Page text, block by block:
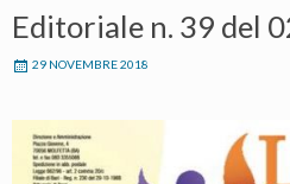
Editoriale n. 39 del
29 NOVEMBRE 2018